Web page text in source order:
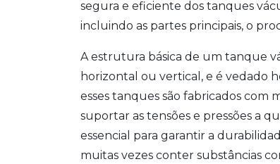
segura e eficiente dos tanques
incluindo as partes principais, o
A estrutura básica de um tanque
horizontal ou vertical, e é vedado
esses tanques são fabricados com
suportar as tensões e pressões a
essencial para garantir a
muitas vezes conter substâncias